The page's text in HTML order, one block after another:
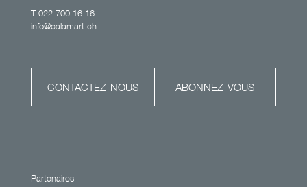
T 022 700 16 16
info@calamart.ch
CONTACTEZ-NOUS ABONNEZ-VOUS
Partenaires